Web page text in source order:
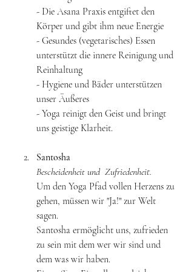
- Die Asana Praxis entgiftet den
Körper und gibt ihm neue Energie
- Gesundes (vegetarisches) Essen
unterstützt die innere Reinigung und
Reinhaltung
- Hygiene und Bäder unterstützen
unser Äußeres
- Yoga reinigt den Geist und bringt
uns geistige Klarheit.
Santosha
Bescheidenheit und  Zufriedenheit.
Um den Yoga Pfad vollen Herzens zu
gehen, müssen wir "Ja!" zur Welt
sagen.
Santosha ermöglicht uns, zufrieden
zu sein mit dem wer wir sind und
dem was wir haben.